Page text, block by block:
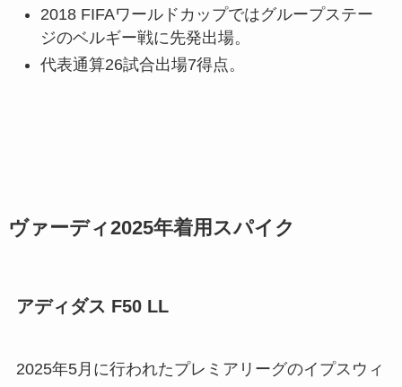
2018 FIFAワールドカップではグループステー
ジのベルギー戦に先発出場。
代表通算26試合出場7得点。
ヴァーディ2025年着用スパイク
アディダス F50 LL
2025年5月に行われたプレミアリーグのイプスウィ